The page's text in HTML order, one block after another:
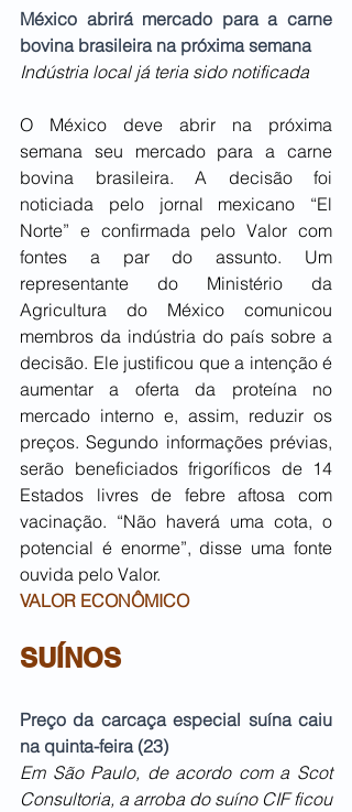
México abrirá mercado para a carne
bovina brasileira na próxima semana
Indústria local já teria sido notificada
O México deve abrir na próxima
semana seu mercado para a carne
bovina brasileira. A decisão foi
noticiada pelo jornal mexicano “El
Norte” e confirmada pelo Valor com
fontes a par do assunto. Um
representante do Ministério da
Agricultura do México comunicou
membros da indústria do país sobre a
decisão. Ele justificou que a intenção é
aumentar a oferta da proteína no
mercado interno e, assim, reduzir os
preços. Segundo informações prévias,
serão beneficiados frigoríficos de 14
Estados livres de febre aftosa com
vacinação. “Não haverá uma cota, o
potencial é enorme”, disse uma fonte
ouvida pelo Valor.
VALOR ECONÔMICO
SUÍNOS
Preço da carcaça especial suína caiu
na quinta-feira (23)
Em São Paulo, de acordo com a Scot
Consultoria, a arroba do suíno CIF ficou